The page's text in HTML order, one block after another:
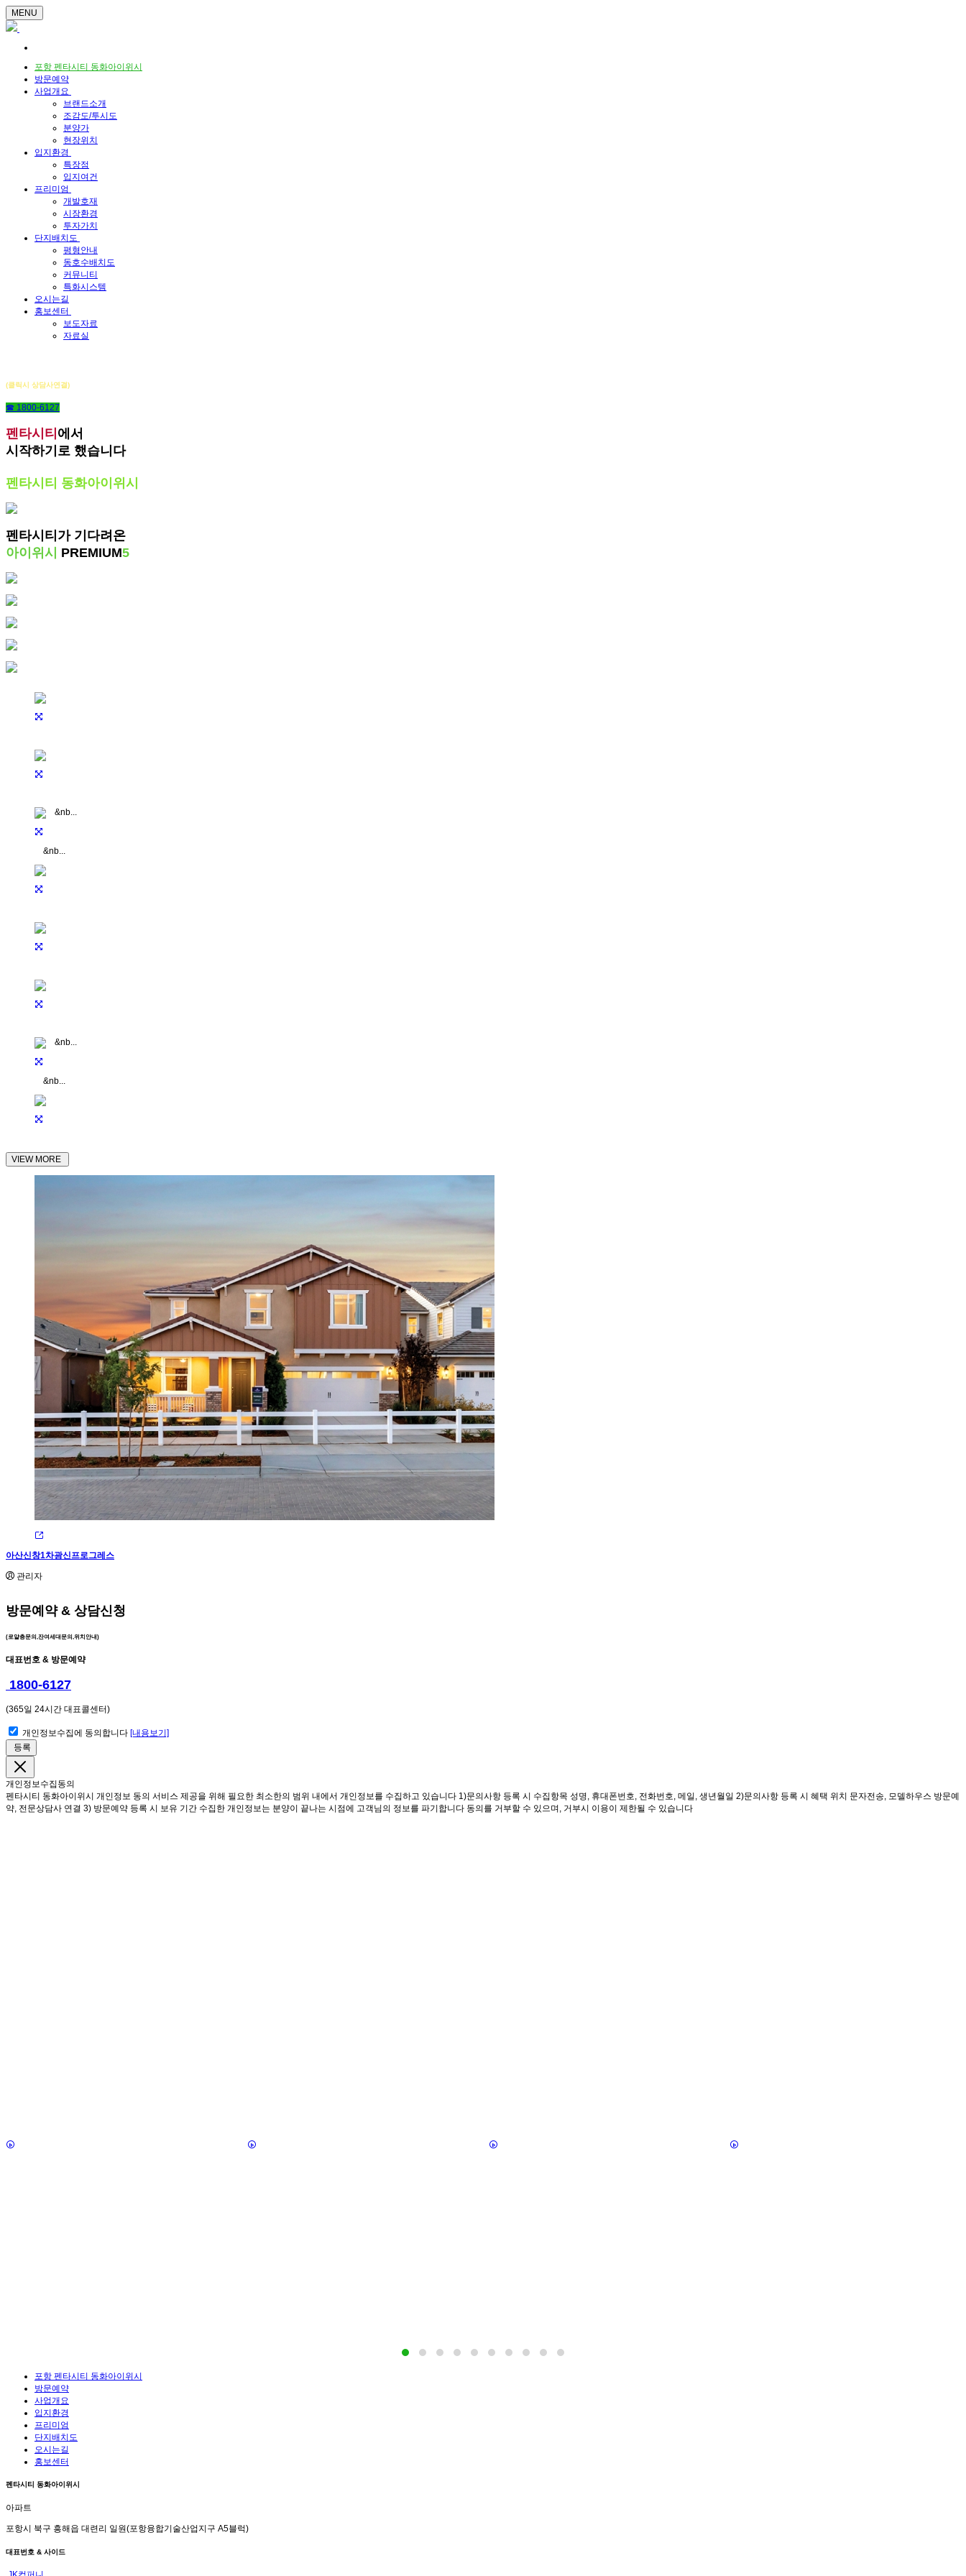
MENU
포항 펜타시티 동화아이위시
방문예약
사업개요
브랜드소개
조감도/투시도
분양가
현장위치
입지환경
특장점
입지여건
프리미엄
개발호재
시장환경
투자가치
단지배치도
평형안내
동호수배치도
커뮤니티
특화시스템
오시는길
홍보센터
보도자료
자료실
(클릭시 상담사연결)
☎ 1800-6127
펜타시티 에서
시작하기로 했습니다
펜타시티 동화아이위시
펜타시티가 기다려온
아이위시 PREMIUM5
&nb...
&nb...
VIEW MORE
아산신창1차광신프로그레스
관리자
방문예약 & 상담신청
(로얄층문의,잔여세대문의,위치안내)
대표번호 & 방문예약
1800-6127
(365일 24시간 대표콜센터)
개인정보수집에 동의합니다 [내용보기]
등록
개인정보수집동의
펜타시티 동화아이위시 개인정보 동의 서비스 제공을 위해 필요한 최소한의 범위 내에서 개인정보를 수집하고 있습니다 1)문의사항 등록 시 수집항목 성명, 휴대폰번호, 전화번호, 메일, 생년월일 2)문의사항 등록 시 혜택 위치 문자전송, 모델하우스 방문예
약, 전문상담사 연결 3) 방문예약 등록 시 보유 기간 수집한 개인정보는 분양이 끝나는 시점에 고객님의 정보를 파기합니다 동의를 거부할 수 있으며, 거부시 이용이 제한될 수 있습니다
포항 펜타시티 동화아이위시
방문예약
사업개요
입지환경
프리미엄
단지배치도
오시는길
홍보센터
펜타시티 동화아이위시
아파트
포항시 북구 흥해읍 대련리 일원(포항융합기술산업지구 A5블럭)
대표번호 & 사이드